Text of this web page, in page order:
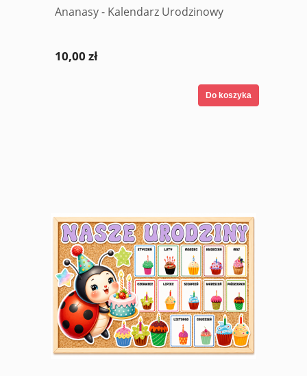
Ananasy - Kalendarz Urodzinowy
10,00 zł
Do koszyka